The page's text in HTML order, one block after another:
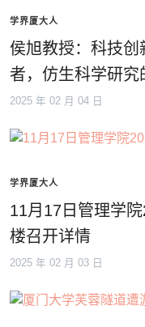
学界厦大人
侯旭教授：科技创
者，仿生科学研究
2025 年 02 月 04 日
学界厦大人
11月17日管理学
楼召开详情
2025 年 02 月 03 日